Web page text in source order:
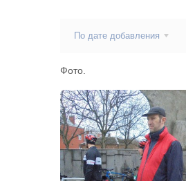
По дате добавления
Фото.